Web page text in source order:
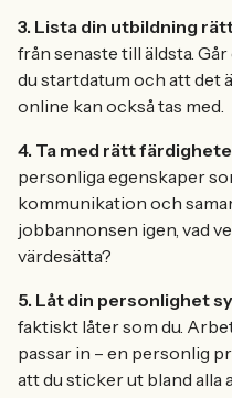
3. Lista din utbildning
från senaste till äldsta.
du startdatum och att det
online kan också tas med.
4. Ta med rätt
personliga egenskaper
kommunikation och
jobbannonsen igen, vad
värdesätta?
5. Låt din personlighet
faktiskt låter som du.
passar in – en personlig
att du sticker ut bland alla